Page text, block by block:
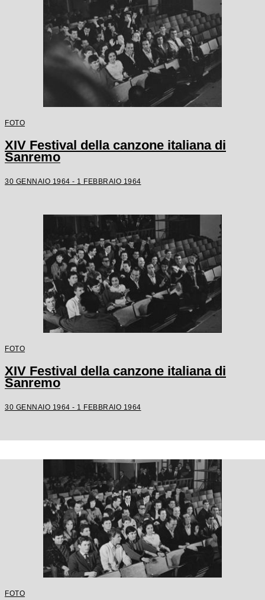
FOTO
XIV Festival della canzone italiana di
Sanremo
30 GENNAIO 1964 - 1 FEBBRAIO 1964
FOTO
XIV Festival della canzone italiana di
Sanremo
30 GENNAIO 1964 - 1 FEBBRAIO 1964
FOTO